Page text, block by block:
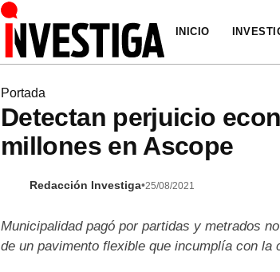
INICIO
Portada
Detectan perjuicio
millones en Ascope
Redacción Investiga•25/08/2021
Municipalidad pagó por partidas y metrados
de un pavimento flexible que incumplía con